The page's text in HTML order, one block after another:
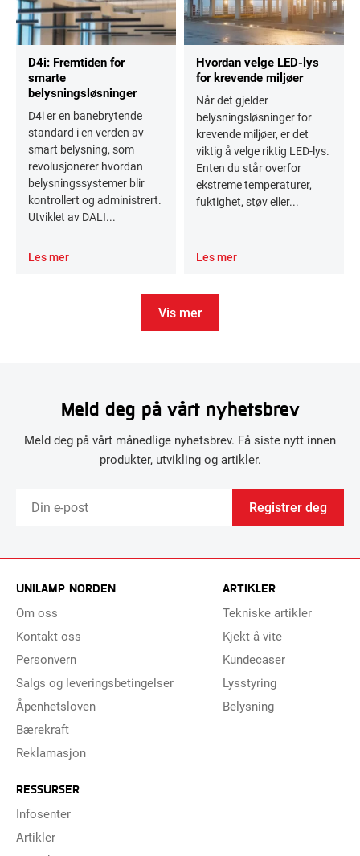
D4i: Fremtiden for
smarte
belysningsløsninger
D4i er en banebrytende
standard i en verden av
smart belysning, som
revolusjonerer hvordan
belysningssystemer blir
kontrollert og administrert.
Utviklet av DALI...
Les mer
Hvordan velge LED-lys
for krevende miljøer
Når det gjelder
belysningsløsninger for
krevende miljøer, er det
viktig å velge riktig LED-lys.
Enten du står overfor
ekstreme temperaturer,
fuktighet, støv eller...
Les mer
Vis mer
Meld deg på vårt nyhetsbrev
Meld deg på vårt månedlige nyhetsbrev. Få siste nytt innen
produkter, utvikling og artikler.
Registrer deg
UNILAMP NORDEN
Om oss
Kontakt oss
Personvern
Salgs og leveringsbetingelser
Åpenhetsloven
Bærekraft
Reklamasjon
ARTIKLER
Tekniske artikler
Kjekt å vite
Kundecaser
Lysstyring
Belysning
RESSURSER
Infosenter
Artikler